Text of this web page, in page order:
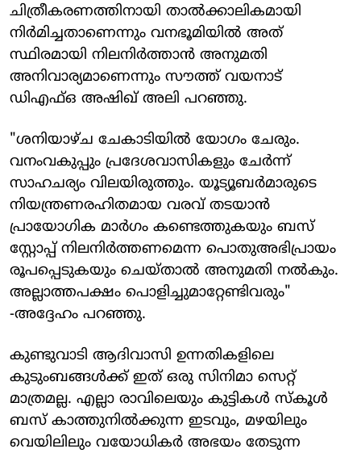
ചിത്രീകരണത്തിനായി താൽക്കാലികമായി
നിർമിച്ചതാണെന്നും വനഭൂമിയിൽ അത്
സ്ഥിരമായി നിലനിർത്താൻ അനുമതി
അനിവാര്യമാണെന്നും സൗത്ത് വയനാട്
ഡിഎഫ്ഒ അഷിഖ് അലി പറഞ്ഞു.
"ശനിയാഴ്ച ചേകാടിയിൽ യോഗം ചേരും.
വനംവകുപ്പും പ്രദേശവാസികളും ചേർന്ന്
സാഹചര്യം വിലയിരുത്തും. യൂട്യൂബർമാരുടെ
നിയന്ത്രണരഹിതമായ വരവ് തടയാൻ
പ്രായോഗിക മാർഗം കണ്ടെത്തുകയും ബസ്
സ്റ്റോപ്പ് നിലനിർത്തണമെന്ന പൊതുഅഭിപ്രായം
രൂപപ്പെടുകയും ചെയ്താൽ അനുമതി നൽകും.
അല്ലാത്തപക്ഷം പൊളിച്ചുമാറ്റേണ്ടിവരും"
-അദ്ദേഹം പറഞ്ഞു.
കുണ്ടുവാടി ആദിവാസി ഉന്നതികളിലെ
കുടുംബങ്ങൾക്ക് ഇത് ഒരു സിനിമാ സെറ്റ്
മാത്രമല്ല. എല്ലാ രാവിലെയും കുട്ടികൾ സ്കൂൾ
ബസ് കാത്തുനിൽക്കുന്ന ഇടവും, മഴയിലും
വെയിലിലും വയോധികർ അഭയം തേടുന്ന